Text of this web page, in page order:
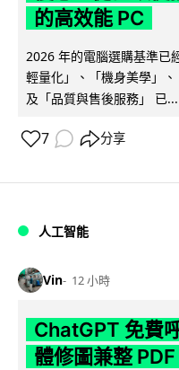
的高效能 PC
2026 年的電腦選購基準已
輕量化」、「機身美學」
及「品質與售後服務」 已...
7 分享
人工智能
Vin 12 小時
ChatGPT 免費
體修圖兼整